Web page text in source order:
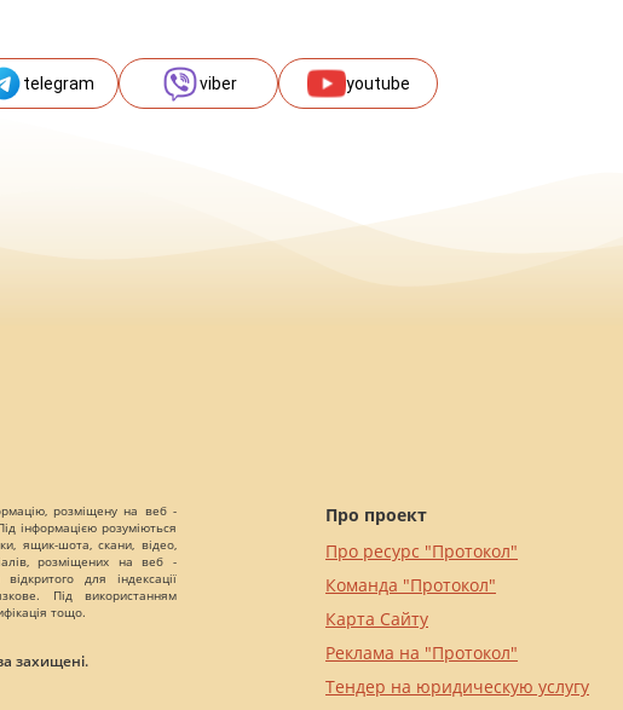
telegram viber youtube
розміщену на веб -
інформацією розуміються
ящик-шота, скани, відео,
розміщених на веб -
для індексації
Під використанням
тощо.
захищені.
Про проект
Про ресурс "Протокол"
Команда "Протокол"
Карта Сайту
Реклама на "Протокол"
Тендер на юридическую услугу